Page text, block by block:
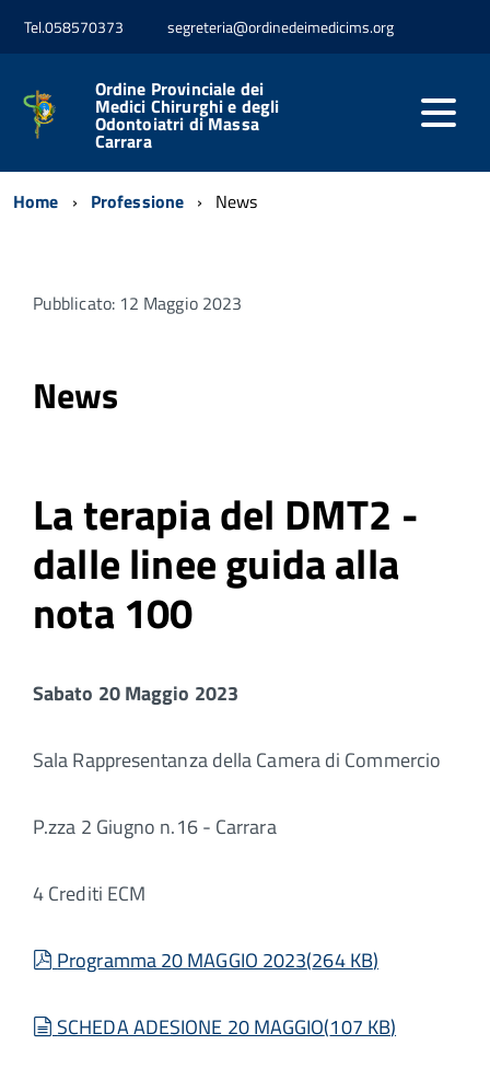
Tel.058570373 segreteria@ordinedeimedicims.org
Ordine Provinciale dei
Medici Chirurghi e degli
Odontoiatri di Massa
Carrara
Home Professione News
Pubblicato: 12 Maggio 2023
News
La terapia del DMT2 -
dalle linee guida alla
nota 100
Sabato 20 Maggio 2023
Sala Rappresentanza della Camera di Commercio
P.zza 2 Giugno n.16 - Carrara
4 Crediti ECM
pdf
Programma 20 MAGGIO 2023(264 KB)
document
SCHEDA ADESIONE 20 MAGGIO(107 KB)